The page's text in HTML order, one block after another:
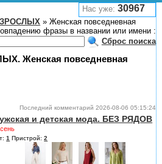
Нас уже: 30967
»Женская повседневная
фразы в названии или имени :
Сброс поиска
Женская повседневная
Последний комментарий 2026-08-06 05:15:24
и детская мода. БЕЗ РЯДОВ
1 Пристрой:2